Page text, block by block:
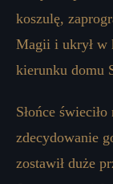
koszulę,
Magii i ukrył w
kierunku domu
Słońce
zdecydowanie
zostawił duże